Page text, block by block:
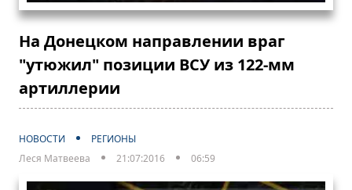
На Донецком направлении враг
"утюжил" позиции ВСУ из 122-мм
артиллерии
НОВОСТИ
РЕГИОНЫ
Леся Матвеева
21:07:2016 06:59